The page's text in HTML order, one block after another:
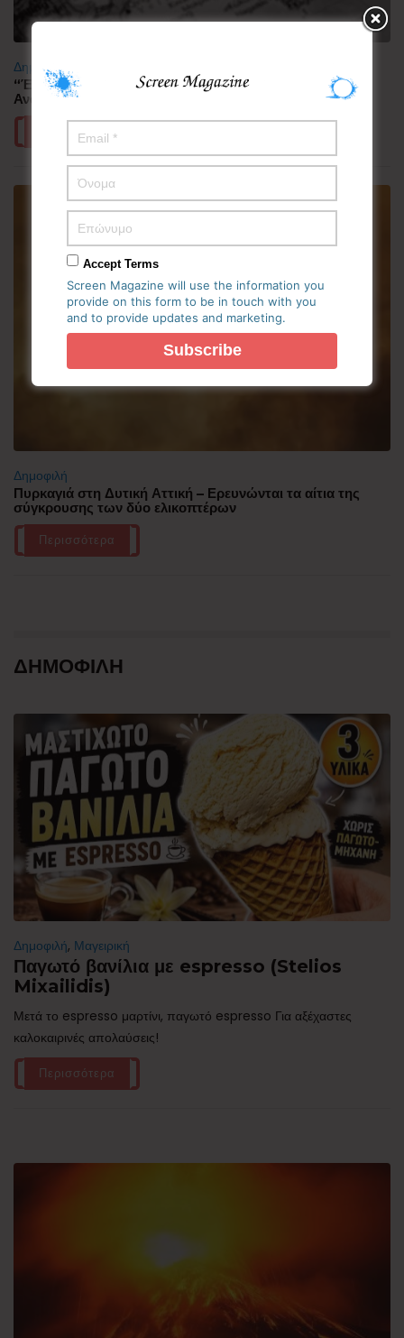
Δημοφιλή
“Έλιωσε” από τη ζέστη η Κορεατική Χερσόνησος –
Ανάσες δροσιάς αναζητούν οι πολίτες
Περισσότερα
Δημοφιλή
Πυρκαγιά στη Δυτική Αττική – Ερευνώνται τα αίτια της
σύγκρουσης των δύο ελικοπτέρων
Περισσότερα
ΔΗΜΟΦΙΛΗ
Δημοφιλή, Μαγειρική
Παγωτό βανίλια με espresso (Stelios
Mixailidis)
Μετά το espresso μαρτίνι, παγωτό espresso Για αξέχαστες
καλοκαιρινές απολαύσεις!
Περισσότερα
Accept Terms
Screen Magazine will use the information you
provide on this form to be in touch with you
and to provide updates and marketing.